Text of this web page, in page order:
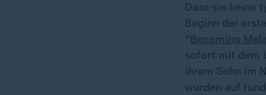
Dass sie keine
Beginn der
"Becoming
sofort mit dem
ihrem Sohn im
wurden auf